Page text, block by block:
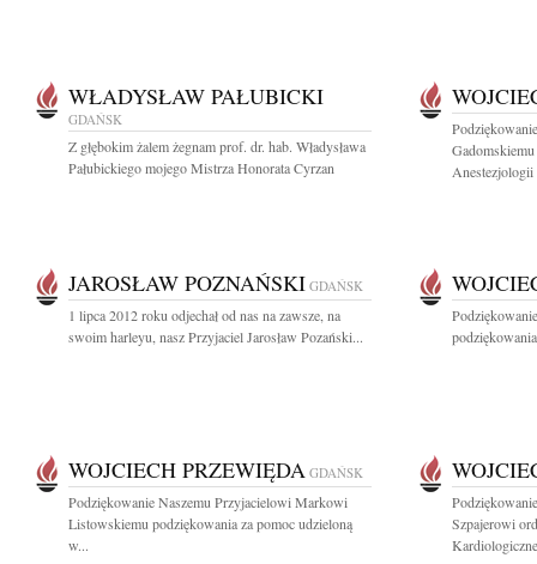
WŁADYSŁAW PAŁUBICKI
GDAŃSK
Z głębokim żalem żegnam prof. dr. hab. Władysława
Pałubickiego mojego Mistrza Honorata Cyrzan
Anestezjologii
JAROSŁAW POZNAŃSKI GDAŃSK
1 lipca 2012 roku odjechał od nas na zawsze, na
swoim harleyu, nasz Przyjaciel Jarosław Pozański...
WOJCIECH PRZEWIĘDA GDAŃSK
Podziękowanie Naszemu Przyjacielowi Markowi
Listowskiemu podziękowania za pomoc udzieloną
w...
Szpajerowi